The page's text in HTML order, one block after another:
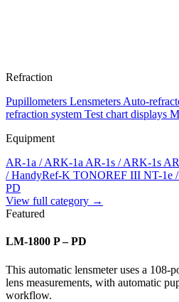
Refraction
Pupillometers Lensmeters Auto-
refraction system Test chart displays
Equipment
AR-1a / ARK-1a AR-1s / ARK-1s
/ HandyRef-K TONOREF III NT-1e
PD
View full category →
Featured
LM-1800 P – PD
This automatic lensmeter uses a 108-
lens measurements, with automatic
workflow.